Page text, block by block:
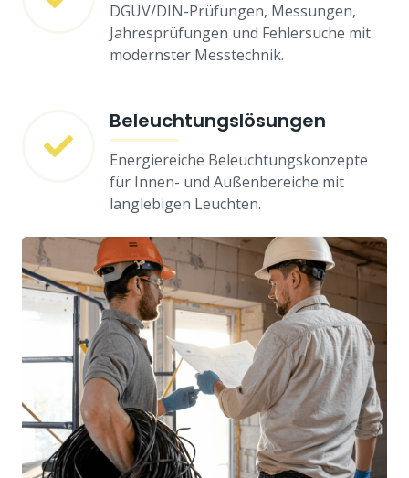
DGUV/DIN-Prüfungen, Messungen,
Jahresprüfungen und Fehlersuche mit
modernster Messtechnik.
Beleuchtungslösungen
Energiereiche Beleuchtungskonzepte
für Innen- und Außenbereiche mit
langlebigen Leuchten.